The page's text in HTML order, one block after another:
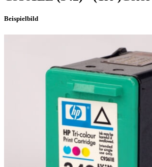
Beispielbild